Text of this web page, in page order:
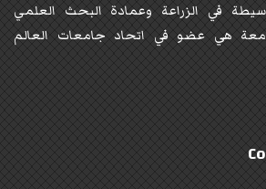
في الزراعة وعمادة البحث العلمي
هي عضو في اتحاد جامعات العالم